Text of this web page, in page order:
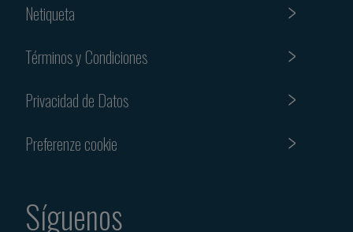
Netiqueta
Términos y Condiciones
Privacidad de Datos
Preferenze cookie
Síguenos